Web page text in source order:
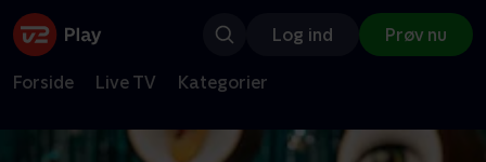
Log ind Prøv nu
Forside Live TV Kategorier